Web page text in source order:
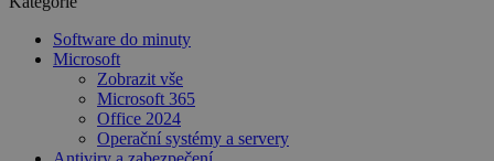
Software do minuty
Microsoft
Zobrazit vše
Microsoft 365
Office 2024
Operační systémy a servery